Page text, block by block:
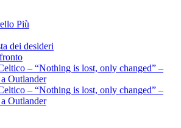
Più
dei desideri